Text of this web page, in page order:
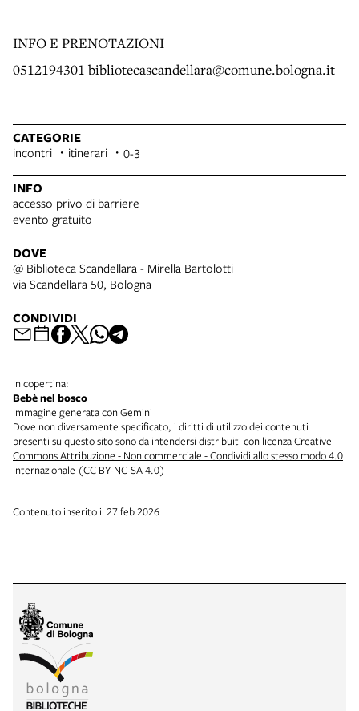
INFO E PRENOTAZIONI
0512194301 bibliotecascandellara@comune.bologna.it
CATEGORIE
incontri itinerari 0-3
INFO
accesso privo di barriere
evento gratuito
DOVE
@ Biblioteca Scandellara - Mirella Bartolotti
via Scandellara 50, Bologna
CONDIVIDI
In copertina:
Bebè nel bosco
Immagine generata con Gemini
Dove non diversamente specificato, i diritti di utilizzo dei contenuti
presenti su questo sito sono da intendersi distribuiti con licenzaCreative
Commons Attribuzione - Non commerciale - Condividi allo stesso modo 4.0
Internazionale (CC BY-NC-SA 4.0)
Contenuto inserito il 27 feb 2026